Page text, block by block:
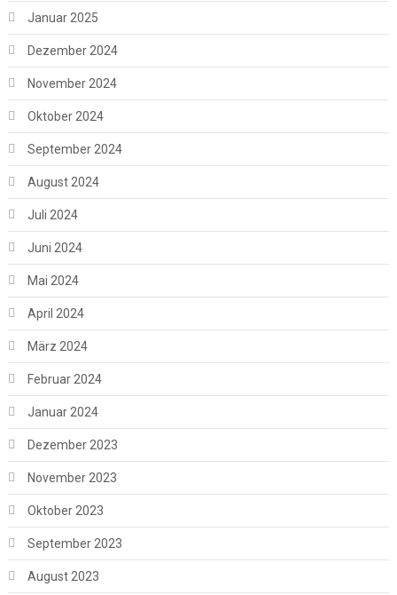
Januar 2025
Dezember 2024
November 2024
Oktober 2024
September 2024
August 2024
Juli 2024
Juni 2024
Mai 2024
April 2024
März 2024
Februar 2024
Januar 2024
Dezember 2023
November 2023
Oktober 2023
September 2023
August 2023